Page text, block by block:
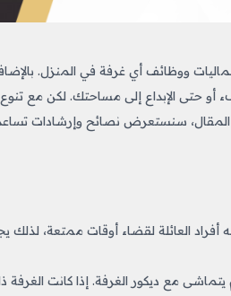
ووظائف أي غرفة في المنزل.
حتى الإبداع إلى مساحتك. لكن مع تنوع
المقال، سنستعرض نصائح وإرشادات
العائلة لقضاء أوقات ممتعة، لذلك
مع ديكور الغرفة. إذا كانت